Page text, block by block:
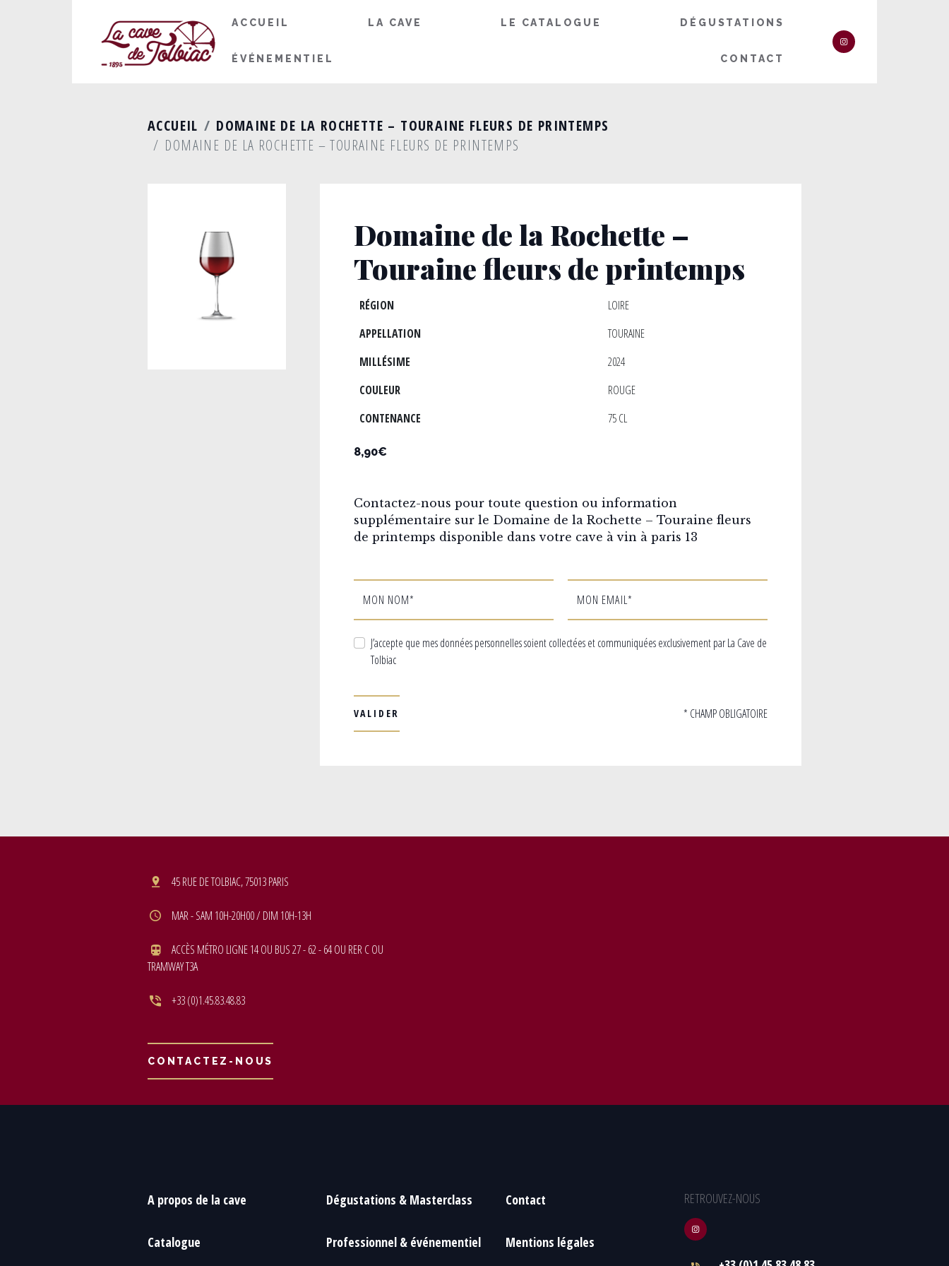
ACCUEIL LA CAVE LE CATALOGUE DÉGUSTATIONS
ÉVÉNEMENTIEL CONTACT
ACCUEIL
DOMAINE DE LA ROCHETTE – TOURAINE FLEURS DE PRINTEMPS
DOMAINE DE LA ROCHETTE – TOURAINE FLEURS DE PRINTEMPS
Domaine de la Rochette –
Touraine fleurs de printemps
RÉGION
LOIRE
APPELLATION
TOURAINE
MILLÉSIME
2024
COULEUR
ROUGE
CONTENANCE
75 CL
8,90€
Contactez-nous pour toute question ou information
supplémentaire sur le Domaine de la Rochette – Touraine fleurs
de printemps disponible dans votre cave à vin à paris 13
MON NOM* MON EMAIL*
J’accepte que mes données personnelles soient collectées et communiquées exclusivement par La Cave de
Tolbiac
* CHAMP OBLIGATOIRE
45 RUE DE TOLBIAC, 75013 PARIS
MAR - SAM 10H-20H00 / DIM 10H-13H
ACCÈS MÉTRO LIGNE 14 OU BUS 27 - 62 - 64 OU RER C OU
TRAMWAY T3A
+33 (0)1.45.83.48.83
CONTACTEZ-NOUS
A propos de la cave
Catalogue
Dégustations & Masterclass
Professionnel & événementiel
Contact
Mentions légales
RETROUVEZ-NOUS